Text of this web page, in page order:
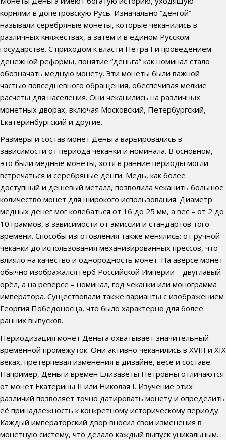
корнями в допетровскую Русь. Изначально “денгой”
называли серебряные монеты, которые чеканились в
различных княжествах, а затем и в едином Русском
государстве. С приходом к власти Петра I и проведением
денежной реформы, понятие “деньга” как номинал стало
обозначать медную монету. Эти монеты были важной
частью повседневного обращения, обеспечивая мелкие
расчеты для населения. Они чеканились на различных
монетных дворах, включая Московский, Петербургский,
Екатеринбургский и другие.
Размеры и состав монет Деньга варьировались в
зависимости от периода чеканки и номинала. В основном,
это были медные монеты, хотя в ранние периоды могли
встречаться и серебряные денги. Медь, как более
доступный и дешевый металл, позволила чеканить большое
количество монет для широкого использования. Диаметр
медных денег мог колебаться от 16 до 25 мм, а вес – от 2 до
10 граммов, в зависимости от эмиссии и стандартов того
времени. Способы изготовления также менялись: от ручной
чеканки до использования механизированных прессов, что
влияло на качество и однородность монет. На аверсе монет
обычно изображался герб Российской Империи – двуглавый
орёл, а на реверсе – номинал, год чеканки или монограмма
императора. Существовали также варианты с изображением
Георгия Победоносца, что было характерно для более
ранних выпусков.
Периодизация монет Деньга охватывает значительный
временной промежуток. Они активно чеканились в XVIII и XIX
веках, претерпевая изменения в дизайне, весе и составе.
Например, Деньги времен Елизаветы Петровны отличаются
от монет Екатерины II или Николая I. Изучение этих
различий позволяет точно датировать монету и определить
её принадлежность к конкретному историческому периоду.
Каждый императорский двор вносил свои изменения в
монетную систему, что делало каждый выпуск уникальным.